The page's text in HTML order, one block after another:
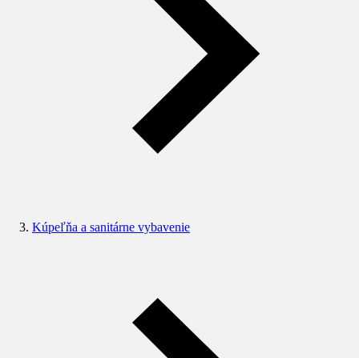
Kúpeľňa a sanitárne vybavenie